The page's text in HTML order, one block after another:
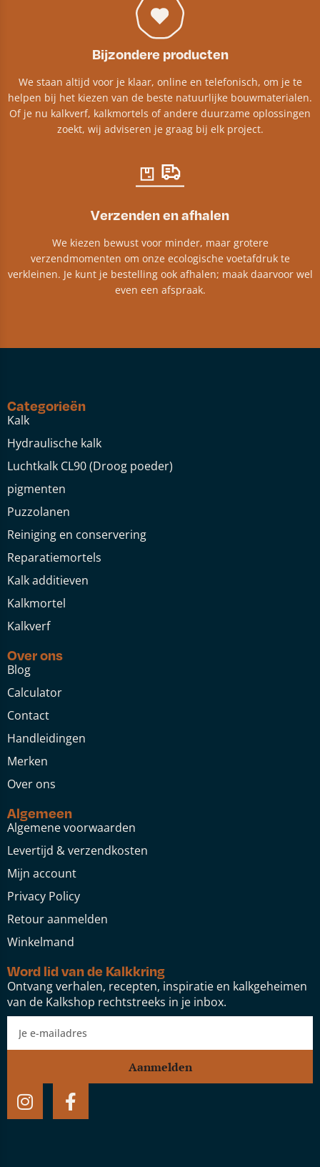
Bijzondere producten
We staan altijd voor je klaar, online en telefonisch, om je te
helpen bij het kiezen van de beste natuurlijke bouwmaterialen.
Of je nu kalkverf, kalkmortels of andere duurzame oplossingen
zoekt, wij adviseren je graag bij elk project.​
Verzenden en afhalen
We kiezen bewust voor minder, maar grotere
verzendmomenten om onze ecologische voetafdruk te
verkleinen. Je kunt je bestelling ook afhalen; maak daarvoor wel
even een afspraak.
Categorieën
Kalk
Hydraulische kalk
Luchtkalk CL90 (Droog poeder)
pigmenten
Puzzolanen
Reiniging en conservering
Reparatiemortels
Kalk additieven
Kalkmortel
Kalkverf
Over ons
Blog
Calculator
Contact
Handleidingen
Merken
Over ons
Algemeen
Algemene voorwaarden
Levertijd & verzendkosten
Mijn account
Privacy Policy
Retour aanmelden
Winkelmand
Word lid van de Kalkkring
Ontvang verhalen, recepten, inspiratie en kalkgeheimen
van de Kalkshop rechtstreeks in je inbox.
Aanmelden